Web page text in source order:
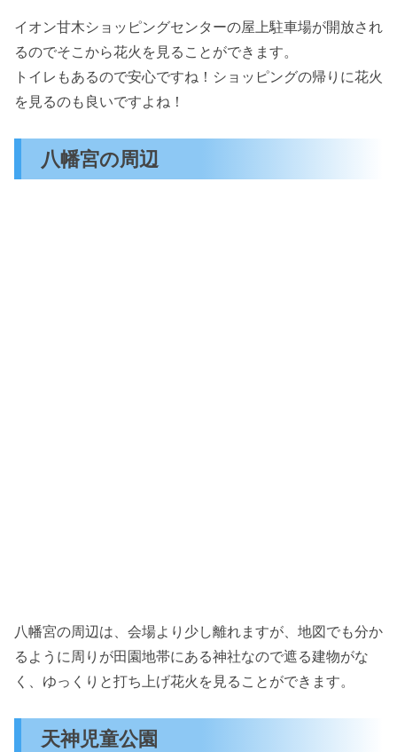
イオン甘木ショッピングセンターの屋上駐車場が開放され
るのでそこから花火を見ることができます。
トイレもあるので安心ですね！ショッピングの帰りに花火
を見るのも良いですよね！
八幡宮の周辺
八幡宮の周辺は、会場より少し離れますが、地図でも分か
るように周りが田園地帯にある神社なので遮る建物がな
く、ゆっくりと打ち上げ花火を見ることができます。
天神児童公園